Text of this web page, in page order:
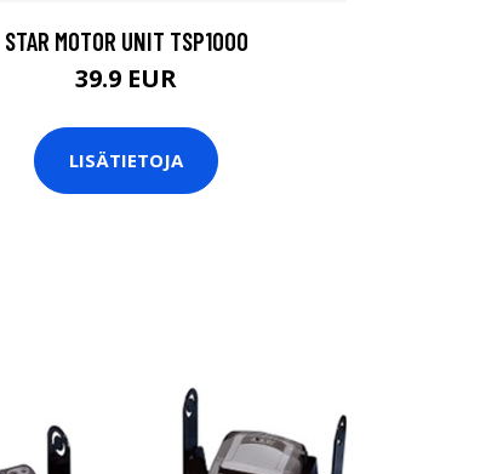
STAR MOTOR UNIT TSP1000
39.9 EUR
LISÄTIETOJA